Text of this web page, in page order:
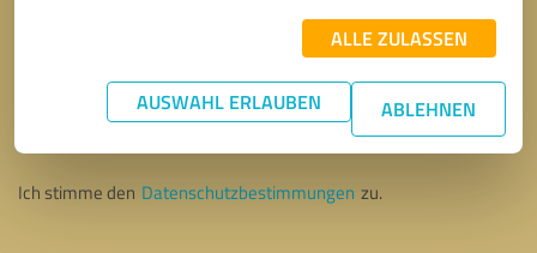
ALLE ZULASSEN
AUSWAHL ERLAUBEN ABLEHNEN
Ich stimme den Datenschutzbestimmungen zu.